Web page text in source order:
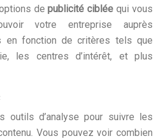
depublicité ciblée qui vous
votre entreprise auprès
en fonction de critères tels que
les centres d’intérêt, et plus
outils d’analyse pour suivre les
Vous pouvez voir combien